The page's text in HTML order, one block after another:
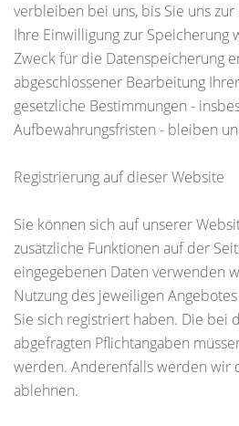
verbleiben bei uns, bis Sie uns
Ihre Einwilligung zur
Zweck für die Datenspeicherung
abgeschlossener Bearbeitung
gesetzliche Bestimmungen -
Aufbewahrungsfristen - bleiben
Registrierung auf dieser Website
Sie können sich auf unserer
zusätzliche Funktionen auf der
eingegebenen Daten verwenden
Nutzung des jeweiligen
Sie sich registriert haben. Die bei
abgefragten Pflichtangaben
werden. Anderenfalls werden wir
ablehnen.